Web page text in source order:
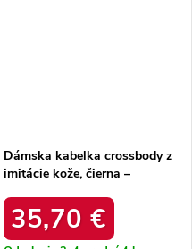
Dámska kabelka crossbody z
imitácie kože, čierna –
/ F9948 NOIR
35,70 €